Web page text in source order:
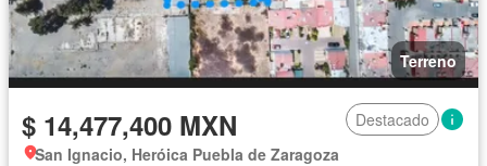
Terreno
$ 14,477,400 MXN
Destacado
San Ignacio, Heróica Puebla de Zaragoza